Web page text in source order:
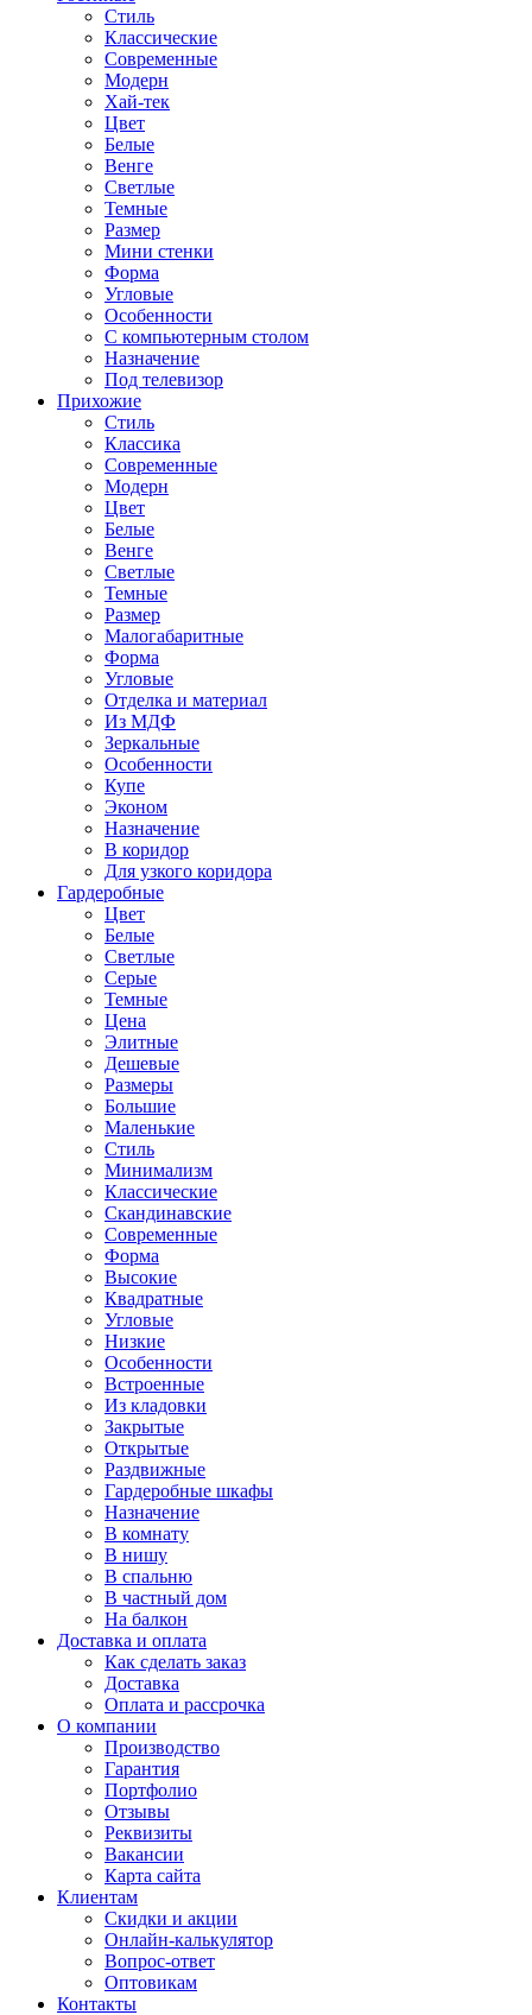
Стиль
Классические
Современные
Модерн
Хай-тек
Цвет
Белые
Венге
Светлые
Темные
Размер
Мини стенки
Форма
Угловые
Особенности
С компьютерным столом
Назначение
Под телевизор
Прихожие
Стиль
Классика
Современные
Модерн
Цвет
Белые
Венге
Светлые
Темные
Размер
Малогабаритные
Форма
Угловые
Отделка и материал
Из МДФ
Зеркальные
Особенности
Купе
Эконом
Назначение
В коридор
Для узкого коридора
Гардеробные
Цвет
Белые
Светлые
Серые
Темные
Цена
Элитные
Дешевые
Размеры
Большие
Маленькие
Стиль
Минимализм
Классические
Скандинавские
Современные
Форма
Высокие
Квадратные
Угловые
Низкие
Особенности
Встроенные
Из кладовки
Закрытые
Открытые
Раздвижные
Гардеробные шкафы
Назначение
В комнату
В нишу
В спальню
В частный дом
На балкон
Доставка и оплата
Как сделать заказ
Доставка
Оплата и рассрочка
О компании
Производство
Гарантия
Портфолио
Отзывы
Реквизиты
Вакансии
Карта сайта
Клиентам
Скидки и акции
Онлайн-калькулятор
Вопрос-ответ
Оптовикам
Контакты